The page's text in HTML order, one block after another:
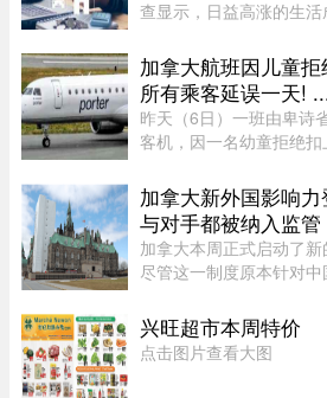
查显示，日益高涨的生
Global News报道，道明
数据指出，33%的加拿大
加拿大航班因儿童
所有乘客延误一天!
昨天（6日）一班由卑诗
客机，因一名幼童拒绝
晚，至周五才能离开。
（Porter Airlines）发言
加拿大新外国影响
与对手都被纳入监管
加拿大本周正式启动了新
尽管这一制度原本针对
管。该制度在立法通过两
要求相关活动公开申报、
兴旺超市本周特价
点击图片查看大图